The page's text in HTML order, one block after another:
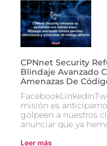
CPNnet Security
Blindaje Avanzado
Amenazas De
misión es
golpeen a nuestros
anunciar que ya
Leer más